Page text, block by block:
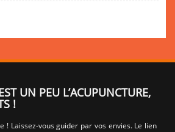
UN PEU L’ACUPUNCTURE,
!
! Laissez-vous guider par vos envies. Le lien